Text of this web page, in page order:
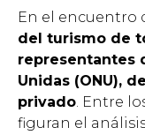
En el encuentro
del turismo de
representantes
Unidas (ONU),
privado. Entre
figuran el